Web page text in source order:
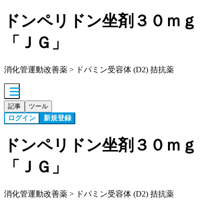
ドンペリドン坐剤３０ｍｇ
「ＪＧ」
消化管運動改善薬 > ドパミン受容体 (D2) 拮抗薬
記事 ツール
ログイン 新規登録
ドンペリドン坐剤３０ｍｇ
「ＪＧ」
消化管運動改善薬 > ドパミン受容体 (D2) 拮抗薬